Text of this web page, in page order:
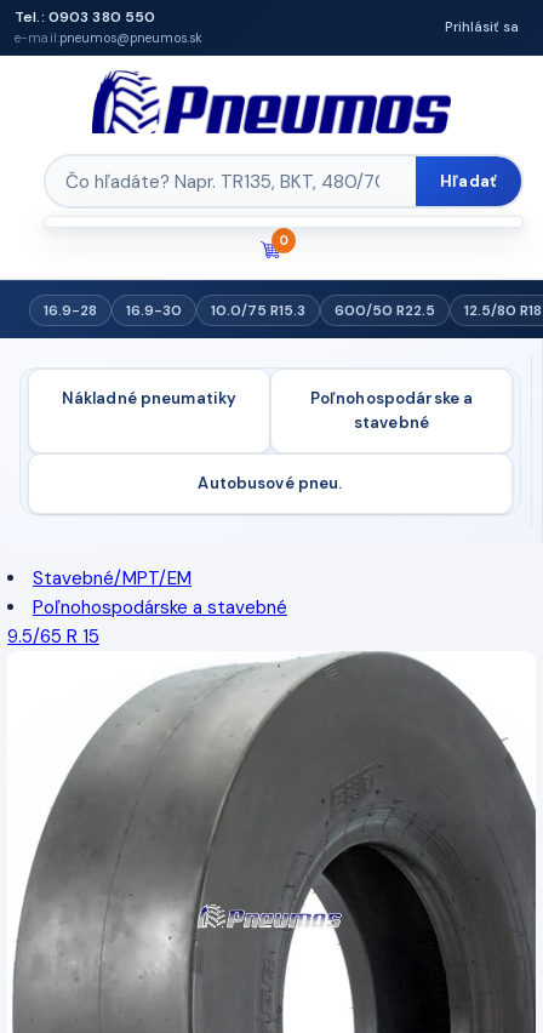
Tel.: 0903 380 550
e-mail:pneumos@pneumos.sk
Prihlásiť sa
Hľadať
0
16.9-28 16.9-30 10.0/75 R15.3 600/50 R22.5 12.5/80 R18
Nákladné pneumatiky
Poľnohospodárske a
stavebné
Autobusové pneu.
Stavebné/MPT/EM
Poľnohospodárske a stavebné
9.5/65 R 15